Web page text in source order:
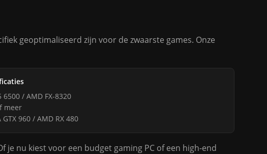
geoptimaliseerd zijn voor de zwaarste games. Onze
6500 / AMD FX-8320
meer
GTX 960 / AMD RX 480
nu kiest voor een budget gaming PC of een high-end